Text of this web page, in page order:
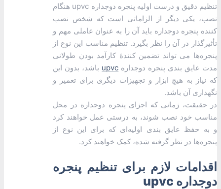
تنظیم دقیق و درست اولیه پنجره دوجداره upvc هنگام
نصب، یکی دیگر از الزاماتی است که شخص نصب
کننده پنجره دوجداره باید آن را به عنوان عاملی مهم و
تأثیرگذار در آن را نظر بگیرد. تنظیم مناسب این نوع از
پنجره‌ها می تواند تضمین کنندۀ کارآمد بودن طولانی
مدت عایق بندی پنجره دوجداره upvc باشد، بدون این‌
که نیاز به هیچ ابزار و تجهیزات دیگری برای تعمیر و
نگهداری آن باشد.
در حقیقت، زمانی که اجزای پنجره دوجداره در محل
مناسب خود نصب شوند، به درستی عمل خواهند کرد
و به حفظ عایق بندی اولیه‌ای که برای این نوع از
پنجره‌ها در نظر گرفته شده، کمک خواهند کرد.
اقدامات لازم برای تنظیم پنجره
دوجداره upvc